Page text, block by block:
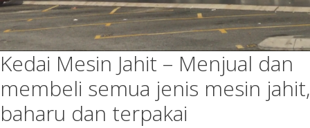
Kedai Mesin Jahit – Menjual dan
membeli semua jenis mesin jahit,
baharu dan terpakai